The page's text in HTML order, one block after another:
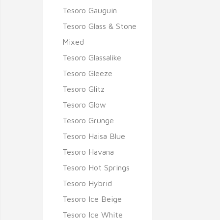
Tesoro Gauguin
Tesoro Glass & Stone
Mixed
Tesoro Glassalike
Tesoro Gleeze
Tesoro Glitz
Tesoro Glow
Tesoro Grunge
Tesoro Haisa Blue
Tesoro Havana
Tesoro Hot Springs
Tesoro Hybrid
Tesoro Ice Beige
Tesoro Ice White